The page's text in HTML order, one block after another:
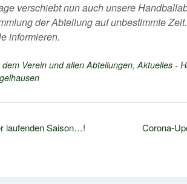
verschiebt nun auch unsere
der Abteilung auf unbestimmte
informieren.
Verein und allen Abteilungen,Aktuelles -
Corona-
laufenden Saison…!